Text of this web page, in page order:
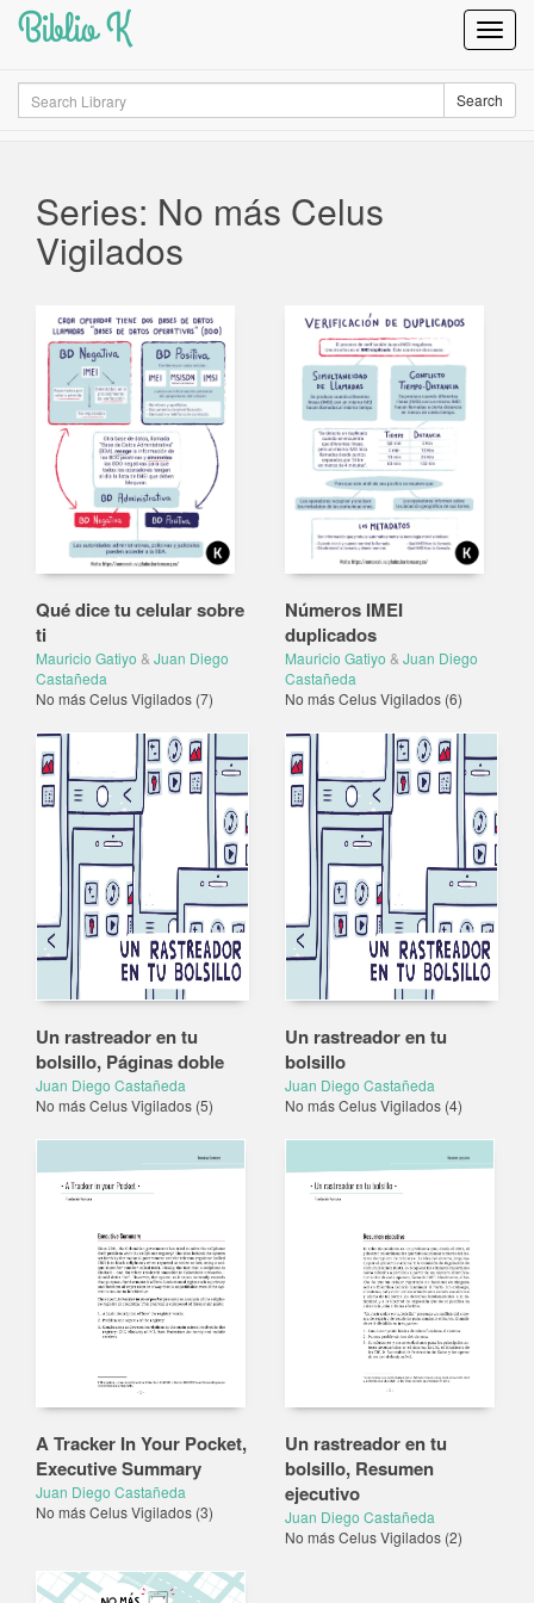
Biblio K
Search Search
Series: No más Celus
Vigilados
Qué dice tu celular sobre
ti
Mauricio Gatiyo & Juan Diego
Castañeda
No más Celus Vigilados (7)
Números IMEI
duplicados
Mauricio Gatiyo & Juan Diego
Castañeda
No más Celus Vigilados (6)
Un rastreador en tu
bolsillo, Páginas doble
Juan Diego Castañeda
No más Celus Vigilados (5)
Un rastreador en tu
bolsillo
Juan Diego Castañeda
No más Celus Vigilados (4)
A Tracker In Your Pocket,
Executive Summary
Juan Diego Castañeda
No más Celus Vigilados (3)
Un rastreador en tu
bolsillo, Resumen
ejecutivo
Juan Diego Castañeda
No más Celus Vigilados (2)